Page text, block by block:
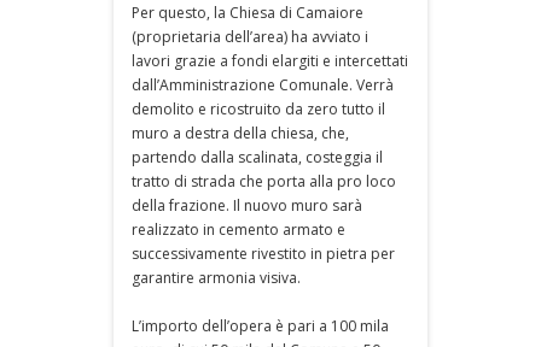
Per questo, la Chiesa di Camaiore
(proprietaria dell’area) ha avviato i
lavori grazie a fondi elargiti e intercettati
dall’Amministrazione Comunale. Verrà
demolito e ricostruito da zero tutto il
muro a destra della chiesa, che,
partendo dalla scalinata, costeggia il
tratto di strada che porta alla pro loco
della frazione. Il nuovo muro sarà
realizzato in cemento armato e
successivamente rivestito in pietra per
garantire armonia visiva.
L’importo dell’opera è pari a 100 mila